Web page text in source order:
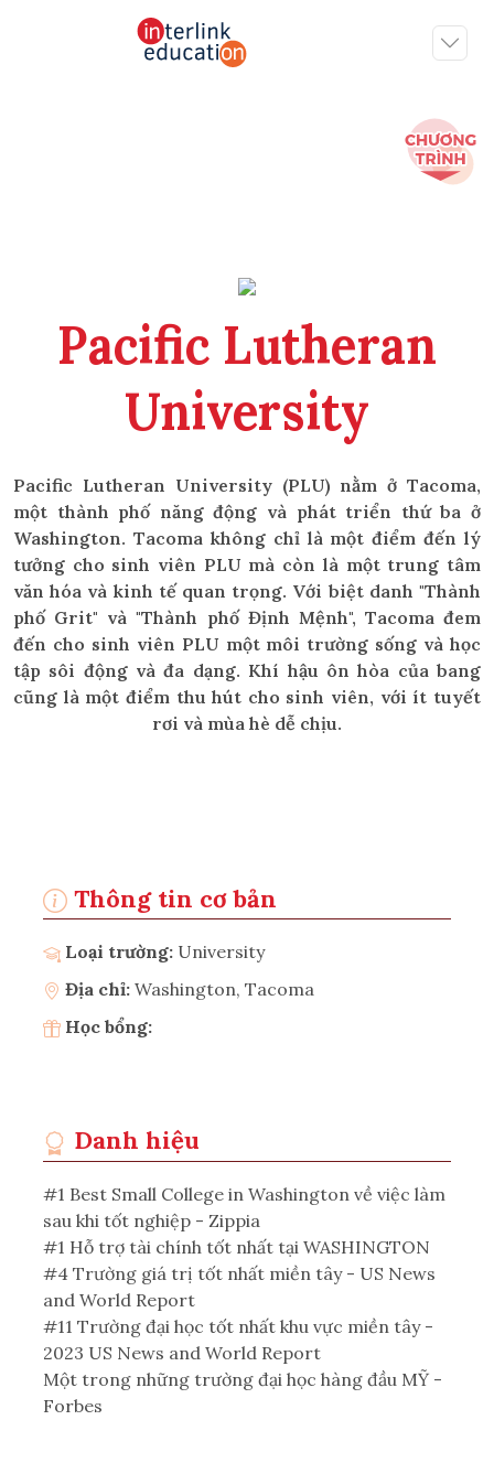
Pacific Lutheran
University
Pacific Lutheran University (PLU) nằm ở Tacoma,
một thành phố năng động và phát triển thứ ba ở
Washington. Tacoma không chỉ là một điểm đến lý
tưởng cho sinh viên PLU mà còn là một trung tâm
văn hóa và kinh tế quan trọng. Với biệt danh "Thành
phố Grit" và "Thành phố Định Mệnh", Tacoma đem
đến cho sinh viên PLU một môi trường sống và học
tập sôi động và đa dạng. Khí hậu ôn hòa của bang
cũng là một điểm thu hút cho sinh viên, với ít tuyết
rơi và mùa hè dễ chịu.
Thông tin cơ bản
Loại trường: University
Địa chỉ: Washington, Tacoma
Học bổng:
Danh hiệu
#1 Best Small College in Washington về việc làm
sau khi tốt nghiệp - Zippia
#1 Hỗ trợ tài chính tốt nhất tại WASHINGTON
#4 Trường giá trị tốt nhất miền tây - US News
and World Report
#11 Trường đại học tốt nhất khu vực miền tây -
2023 US News and World Report
Một trong những trường đại học hàng đầu MỸ -
Forbes